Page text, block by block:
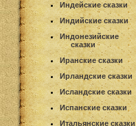
Индейские сказки
Индийские сказки
Индонезийские
сказки
Иранские сказки
Ирландские сказки
Исландские сказки
Испанские сказки
Итальянские сказки